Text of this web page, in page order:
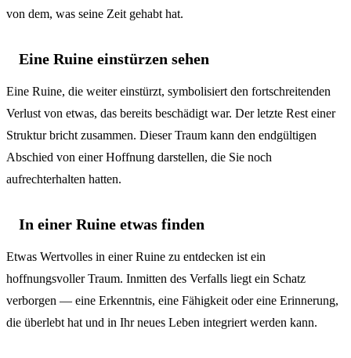
von dem, was seine Zeit gehabt hat.
Eine Ruine einstürzen sehen
Eine Ruine, die weiter einstürzt, symbolisiert den fortschreitenden
Verlust von etwas, das bereits beschädigt war. Der letzte Rest einer
Struktur bricht zusammen. Dieser Traum kann den endgültigen
Abschied von einer Hoffnung darstellen, die Sie noch
aufrechterhalten hatten.
In einer Ruine etwas finden
Etwas Wertvolles in einer Ruine zu entdecken ist ein
hoffnungsvoller Traum. Inmitten des Verfalls liegt ein Schatz
verborgen — eine Erkenntnis, eine Fähigkeit oder eine Erinnerung,
die überlebt hat und in Ihr neues Leben integriert werden kann.